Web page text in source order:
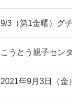
9/3（第1金曜）グ
こ う と う 親子センタ
2021年9月 3日 （金）